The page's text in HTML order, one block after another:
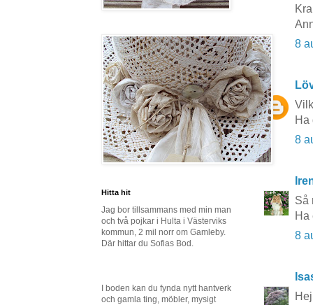
8
Ha
8
Så
Ha
8
Hitta hit
Jag bor tillsammans med min man
och två pojkar i Hulta i Västerviks
kommun, 2 mil norr om Gamleby.
Där hittar du Sofias Bod.
I boden kan du fynda nytt hantverk
och gamla ting, möbler, mysigt